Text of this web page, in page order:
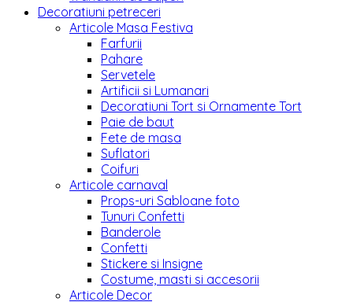
Decoratiuni petreceri
Articole Masa Festiva
Farfurii
Pahare
Servetele
Artificii si Lumanari
Decoratiuni Tort si Ornamente Tort
Paie de baut
Fete de masa
Suflatori
Coifuri
Articole carnaval
Props-uri Sabloane foto
Tunuri Confetti
Banderole
Confetti
Stickere si Insigne
Costume, masti si accesorii
Articole Decor